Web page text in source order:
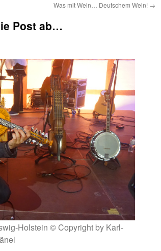
Was mit Wein… Deutschem Wein! →
Post ab…
Holstein © Copyright by Karl-